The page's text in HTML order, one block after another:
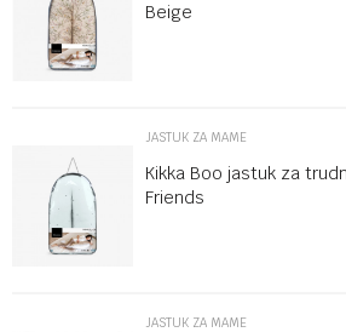
Beige
JASTUK ZA MAME
Kikka Boo jastuk za
Friends
JASTUK ZA MAME